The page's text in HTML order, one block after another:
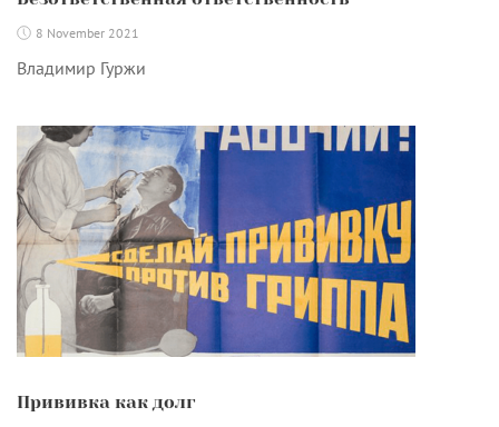
8 November 2021
Владимир Гуржи
Прививка как долг